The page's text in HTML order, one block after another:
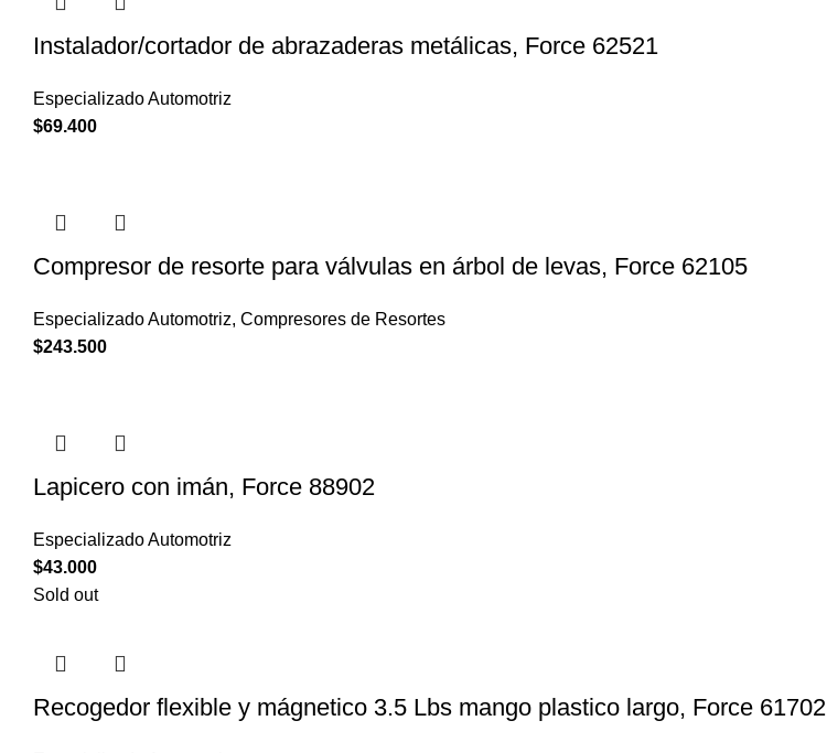
Instalador/cortador de abrazaderas metálicas, Force 62521
Especializado Automotriz
$69.400
Compresor de resorte para válvulas en árbol de levas, Force 62105
Especializado Automotriz, Compresores de Resortes
$243.500
Lapicero con imán, Force 88902
Especializado Automotriz
$43.000
Sold out
Recogedor flexible y mágnetico 3.5 Lbs mango plastico largo, Force 61702